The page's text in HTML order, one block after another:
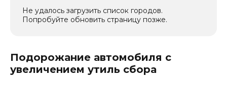
Не удалось загрузить список городов.
Попробуйте обновить страницу позже.
Подорожание автомобиля с
увеличением утиль сбора